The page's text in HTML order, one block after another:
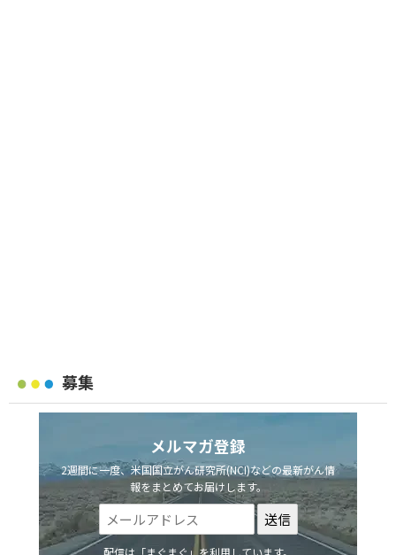
募集
メルマガ登録
2週間に一度、米国国立がん研究所(NCI)などの最新がん情
報をまとめてお届けします。
配信は「まぐまぐ」を利用しています。